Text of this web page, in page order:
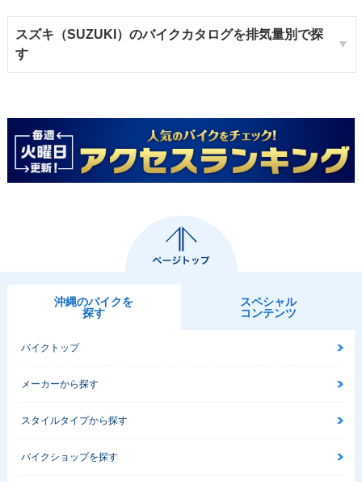
スズキ（SUZUKI）のバイクカタログを排気量別で探
す
沖縄のバイクを
探す
スペシャル
コンテンツ
バイクトップ
メーカーから探す
スタイルタイプから探す
バイクショップを探す